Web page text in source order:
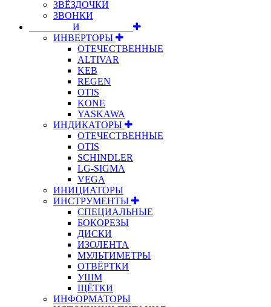
ЗВЁЗДОЧКИ
ЗВОНКИ
⠀⠀⠀⠀⠀⠀И⠀⠀⠀⠀⠀⠀⠀
ИНВЕРТОРЫ
ОТЕЧЕСТВЕННЫЕ
ALTIVAR
KEB
REGEN
OTIS
KONE
YASKAWA
ИНДИКАТОРЫ
ОТЕЧЕСТВЕННЫЕ
OTIS
SCHINDLER
LG-SIGMA
VEGA
ИНИЦИАТОРЫ
ИНСТРУМЕНТЫ
СПЕЦИАЛЬНЫЕ
БОКОРЕЗЫ
ДИСКИ
ИЗОЛЕНТА
МУЛЬТИМЕТРЫ
ОТВЁРТКИ
УШМ
ЩЁТКИ
ИНФОРМАТОРЫ